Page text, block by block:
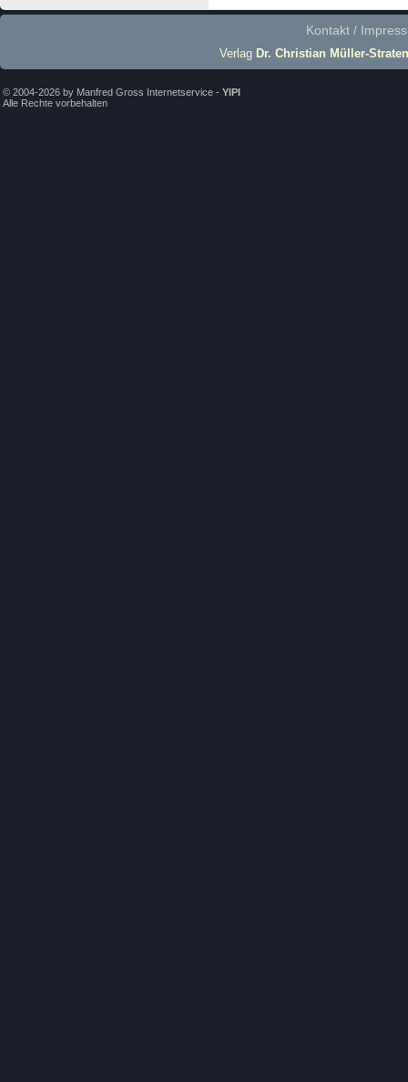
Kontakt /
Verlag Dr. Christian Müller-Straten
© 2004-2026 by Manfred Gross Internetservice - YIPI
Alle Rechte vorbehalten